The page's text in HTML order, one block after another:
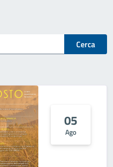
Cerca
05
Ago